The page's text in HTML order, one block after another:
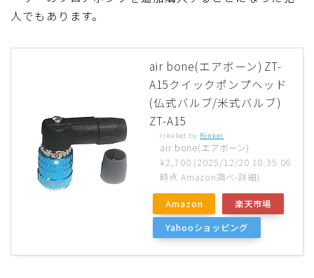
人でもあります。
air bone(エアボーン) ZT-
A15クイックポンプヘッド
(仏式バルブ/米式バルブ)
ZT-A15
created by Rinker
air bone(エアボーン)
¥2,700 (2025/12/20 18:35:06
時点 Amazon調べ-詳細)
Amazon
楽天市場
Yahooショッピング